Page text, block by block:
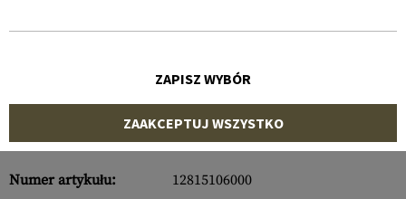
Numer artykułu:
12815106000
ZAPISZ WYBÓR
ZAAKCEPTUJ WSZYSTKO